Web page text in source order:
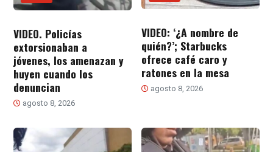
VIDEO. Policías
extorsionaban a
jóvenes, los amenazan y
huyen cuando los
denuncian
agosto 8, 2026
VIDEO: ‘¿A nombre de
quién?’; Starbucks
ofrece café caro y
ratones en la mesa
agosto 8, 2026